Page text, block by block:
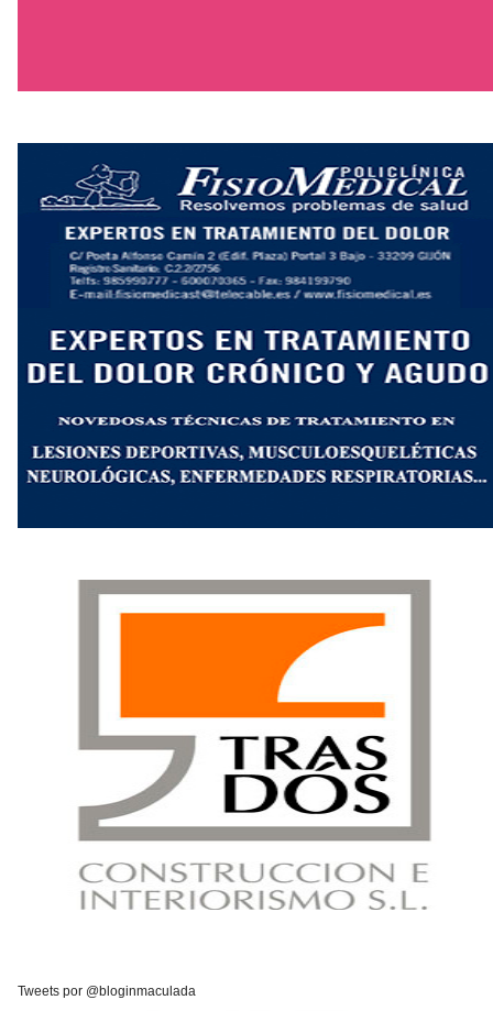
Tweets por @bloginmaculada